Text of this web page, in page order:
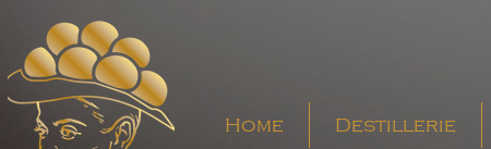
Home Destillerie